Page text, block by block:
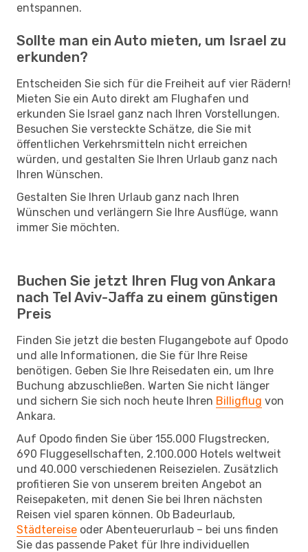
entspannen.
Sollte man ein Auto mieten, um Israel zu
erkunden?
Entscheiden Sie sich für die Freiheit auf vier Rädern!
Mieten Sie ein Auto direkt am Flughafen und
erkunden Sie Israel ganz nach Ihren Vorstellungen.
Besuchen Sie versteckte Schätze, die Sie mit
öffentlichen Verkehrsmitteln nicht erreichen
würden, und gestalten Sie Ihren Urlaub ganz nach
Ihren Wünschen.
Gestalten Sie Ihren Urlaub ganz nach Ihren
Wünschen und verlängern Sie Ihre Ausflüge, wann
immer Sie möchten.
Buchen Sie jetzt Ihren Flug von Ankara
nach Tel Aviv-Jaffa zu einem günstigen
Preis
Finden Sie jetzt die besten Flugangebote auf Opodo
und alle Informationen, die Sie für Ihre Reise
benötigen. Geben Sie Ihre Reisedaten ein, um Ihre
Buchung abzuschließen. Warten Sie nicht länger
und sichern Sie sich noch heute Ihren Billigflug von
Ankara.
Auf Opodo finden Sie über 155.000 Flugstrecken,
690 Fluggesellschaften, 2.100.000 Hotels weltweit
und 40.000 verschiedenen Reisezielen. Zusätzlich
profitieren Sie von unserem breiten Angebot an
Reisepaketen, mit denen Sie bei Ihren nächsten
Reisen viel sparen können. Ob Badeurlaub,
Städtereise oder Abenteuerurlaub – bei uns finden
Sie das passende Paket für Ihre individuellen